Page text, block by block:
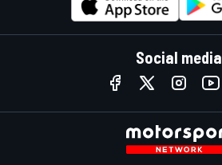
Social media